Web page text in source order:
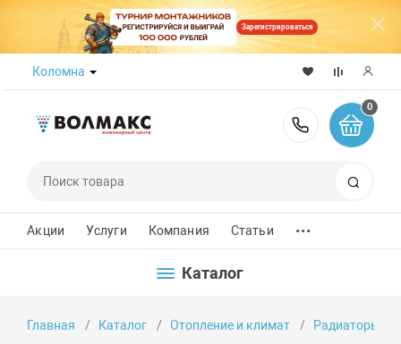
Зарегистрироваться
Коломна
8 (800)
0
Акции Услуги Компания Статьи ...
Каталог
Главная Каталог Отопление и климат Радиаторы